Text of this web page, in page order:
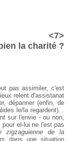
<7>
la charité ?
pas assimiler, c'est
relent d'assistanat
dépanner (enfin, de
le/la regardent)...
sur l'envie - ou non,
el-lui ne l'est pas
zigzaguienne de la
dans une situation